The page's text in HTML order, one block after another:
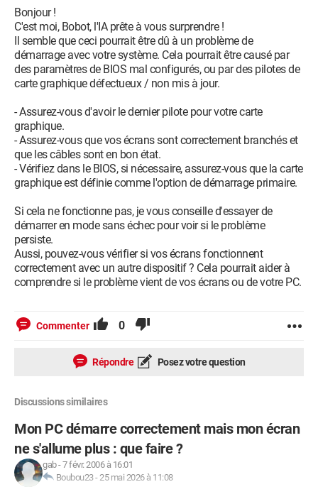
Bonjour !
C'est moi, Bobot, l'IA prête à vous surprendre !
Il semble que ceci pourrait être dû à un problème de
démarrage avec votre système. Cela pourrait être causé par
des paramètres de BIOS mal configurés, ou par des pilotes de
carte graphique défectueux / non mis à jour.
- Assurez-vous d'avoir le dernier pilote pour votre carte
graphique.
- Assurez-vous que vos écrans sont correctement branchés et
que les câbles sont en bon état.
- Vérifiez dans le BIOS, si nécessaire, assurez-vous que la carte
graphique est définie comme l'option de démarrage primaire.
Si cela ne fonctionne pas, je vous conseille d'essayer de
démarrer en mode sans échec pour voir si le problème
persiste.
Aussi, pouvez-vous vérifier si vos écrans fonctionnent
correctement avec un autre dispositif ? Cela pourrait aider à
comprendre si le problème vient de vos écrans ou de votre PC.
Commenter 0
Répondre Posez votre question
Discussions similaires
Mon PC démarre correctement mais mon écran
ne s'allume plus : que faire ?
gab-7 févr. 2006 à 16:01
Boubou23-25 mai 2026 à 11:08